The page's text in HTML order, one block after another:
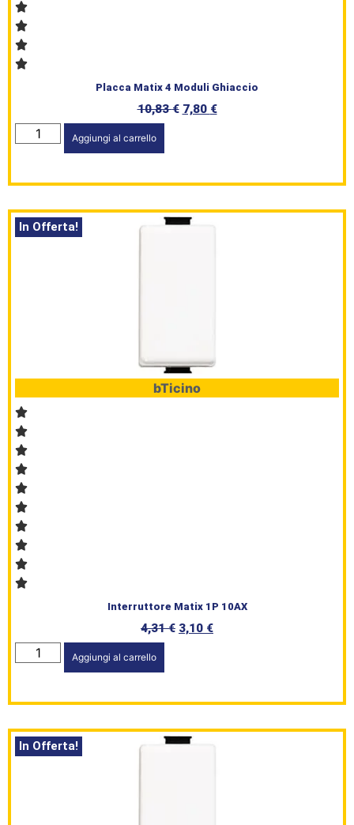
Placca Matix 4 Moduli Ghiaccio
10,83€ 7,80 €
Aggiungi al carrello
In Offerta!
bTicino
Interruttore Matix 1P 10AX
4,31€ 3,10 €
Aggiungi al carrello
In Offerta!